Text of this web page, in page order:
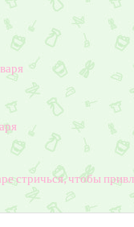
стричься, чтобы